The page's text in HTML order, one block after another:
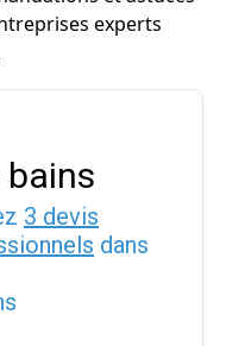
experts
bains
3 devis
dans